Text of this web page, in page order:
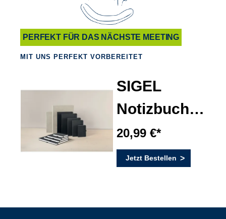
PERFEKT FÜR DAS NÄCHSTE MEETING
MIT UNS PERFEKT VORBEREITET
SIGEL
Notizbuch
Conceptum
20,99 €*
Jetzt Bestellen